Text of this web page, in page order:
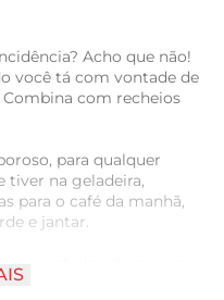
Acho que não!
você tá com vontade de
com recheios
para qualquer
tiver na geladeira,
para o café da manhã,
e jantar.
e inteligente na sua